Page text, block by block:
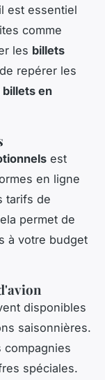
est essentiel
comme
les billets
repérer les
en
est
en ligne
tarifs de
permet de
à votre budget
disponibles
saisonnières.
spéciales.